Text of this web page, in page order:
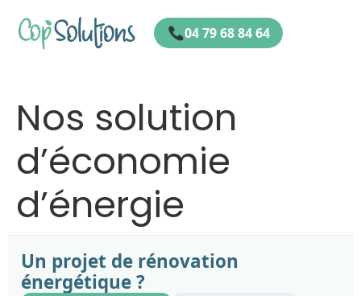
04 79 68 84 64
Nos solution
d’économie
d’énergie
Un projet de rénovation
énergétique ?